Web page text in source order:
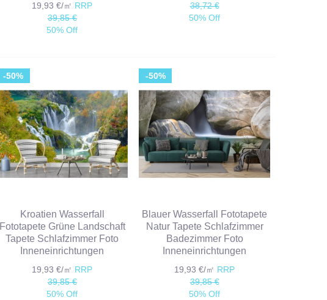
19,93 €/㎡ RRP
39,85 €
50% Off
38,72 €
50% Off
-50%
Kroatien Wasserfall
Fototapete Grüne Landschaft
Tapete Schlafzimmer Foto
Inneneinrichtungen
19,93 €/㎡ RRP
39,85 €
50% Off
-50%
Blauer Wasserfall Fototapete
Natur Tapete Schlafzimmer
Badezimmer Foto
Inneneinrichtungen
19,93 €/㎡ RRP
39,85 €
50% Off